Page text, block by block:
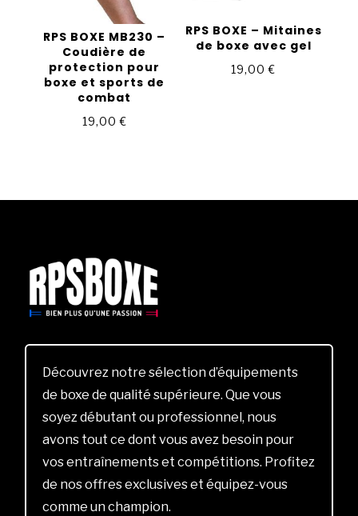
RPS BOXE MB230 –
Coudière de
protection pour
boxe et sports de
combat
19,00€
RPS BOXE – Mitaines
de boxe avec gel
19,00€
Découvrez notre sélection d’équipements
de boxe de qualité supérieure. Que vous
soyez débutant ou professionnel, nous
avons tout ce dont vous avez besoin pour
vos entraînements et compétitions. Profitez
de nos offres exclusives et équipez-vous
comme un champion.